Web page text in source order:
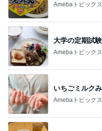
Amebaトピックス
大学の定期試
Amebaトピックス
いちごミルク
Amebaトピックス